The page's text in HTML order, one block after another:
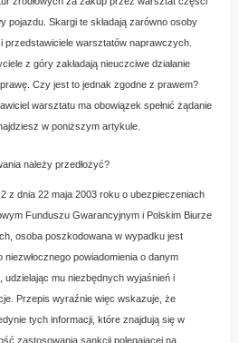
pojazdu. Skargi te składają zarówno osoby
przedstawiciele warsztatów naprawczych.
z góry zakładają nieuczciwe działanie
Czy jest to jednak zgodne z prawem?
warsztatu ma obowiązek spełnić żądanie
w poniższym artykule.
należy przedłożyć?
z dnia 22 maja 2003 roku o ubezpieczeniach
Funduszu Gwarancyjnym i Polskim Biurze
osoba poszkodowana w wypadku jest
powiadomienia o danym
udzielając mu niezbędnych wyjaśnień i
Przepis wyraźnie więc wskazuje, że
tych informacji, które znajdują się w
zastosowania sankcji polegającej na